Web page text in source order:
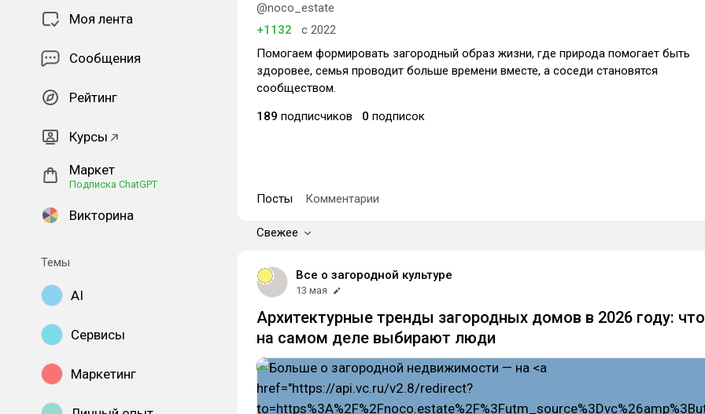
Моя лента
Сообщения
Рейтинг
Курсы
Маркет
Подписка ChatGPT
Викторина
Темы
AI
Сервисы
Маркетинг
@noco_estate
+1132
с 2022
Помогаем формировать загородный образ жизни, где природа помогает быть
здоровее, семья проводит больше времени вместе, а соседи становятся
сообществом.
189 подписчиков 0 подписок
Посты Комментарии
Свежее
Все о загородной культуре
13 мая
Архитектурные тренды загородных домов в 2026 году: что
на самом деле выбирают люди